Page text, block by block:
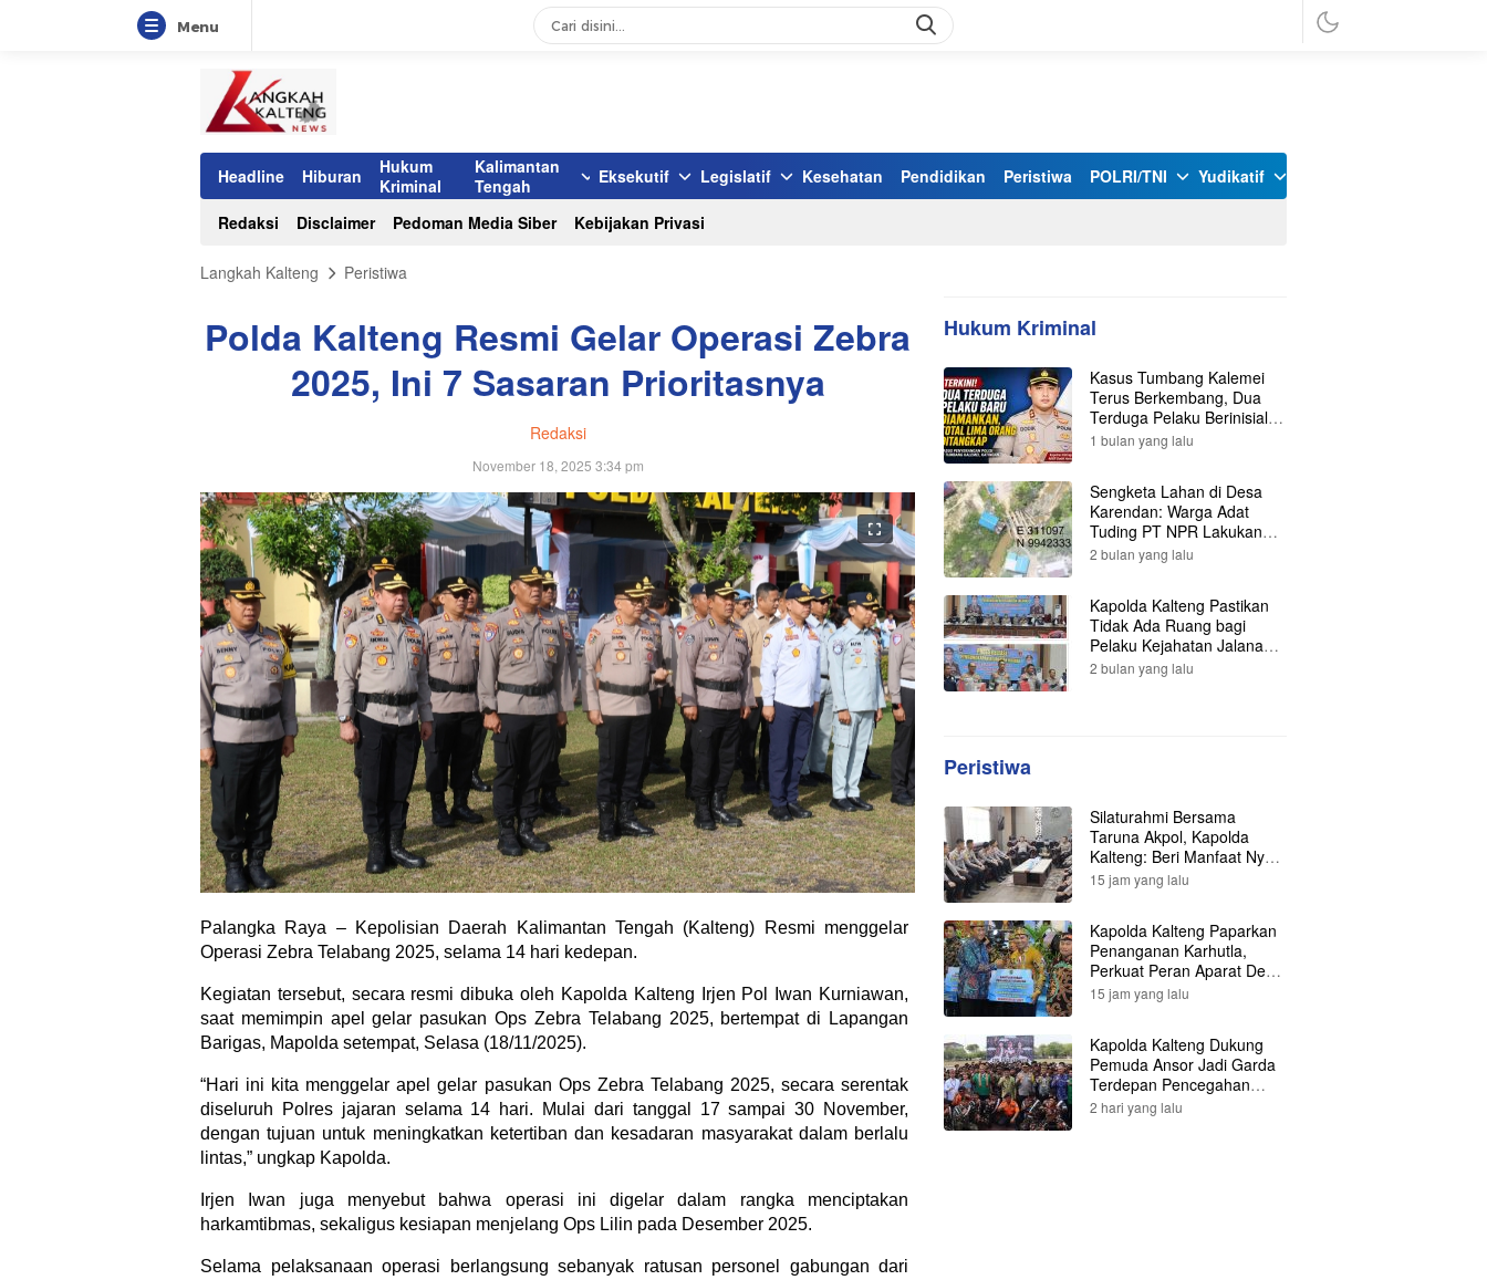
Menu
Headline Hiburan
Hukum
Kriminal
Kalimantan
Tengah
Eksekutif Legislatif Kesehatan Pendidikan Peristiwa POLRI/TNI Yudikatif
Redaksi Disclaimer Pedoman Media Siber Kebijakan Privasi
Langkah Kalteng Peristiwa
Polda Kalteng Resmi Gelar Operasi Zebra
2025, Ini 7 Sasaran Prioritasnya
Redaksi
November 18, 2025 3:34 pm
Palangka Raya – Kepolisian Daerah Kalimantan Tengah (Kalteng) Resmi menggelar
Operasi Zebra Telabang 2025, selama 14 hari kedepan.
Kegiatan tersebut, secara resmi dibuka oleh Kapolda Kalteng Irjen Pol Iwan Kurniawan,
saat memimpin apel gelar pasukan Ops Zebra Telabang 2025, bertempat di Lapangan
Barigas, Mapolda setempat, Selasa (18/11/2025).
“Hari ini kita menggelar apel gelar pasukan Ops Zebra Telabang 2025, secara serentak
diseluruh Polres jajaran selama 14 hari. Mulai dari tanggal 17 sampai 30 November,
dengan tujuan untuk meningkatkan ketertiban dan kesadaran masyarakat dalam berlalu
lintas,” ungkap Kapolda.
Irjen Iwan juga menyebut bahwa operasi ini digelar dalam rangka menciptakan
harkamtibmas, sekaligus kesiapan menjelang Ops Lilin pada Desember 2025.
Selama pelaksanaan operasi berlangsung sebanyak ratusan personel gabungan dari
Hukum Kriminal
Kasus Tumbang Kalemei
Terus Berkembang, Dua
Terduga Pelaku Berinisial Y
dan L Ditangkap, Total Lima
1 bulan yang lalu
Sengketa Lahan di Desa
Karendan: Warga Adat
Tuding PT NPR Lakukan
Pengrusakan, Minta
2 bulan yang lalu
Kapolda Kalteng Pastikan
Tidak Ada Ruang bagi
Pelaku Kejahatan Jalanan,
121 Kasus Terungkap dan
2 bulan yang lalu
Peristiwa
Silaturahmi Bersama
Taruna Akpol, Kapolda
Kalteng: Beri Manfaat Nyata
dan Inspiratif Bagi Siswa di
15 jam yang lalu
Kapolda Kalteng Paparkan
Penanganan Karhutla,
Perkuat Peran Aparat Desa
dalam Pencegahan
15 jam yang lalu
Kapolda Kalteng Dukung
Pemuda Ansor Jadi Garda
Terdepan Pencegahan
Karhutla
2 hari yang lalu